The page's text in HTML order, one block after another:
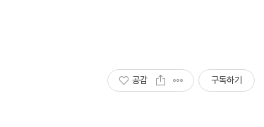
공감 구독하기